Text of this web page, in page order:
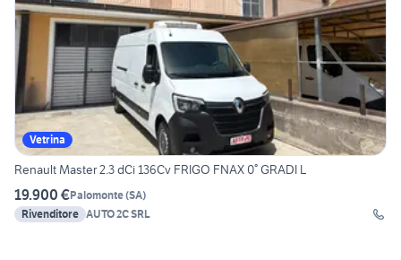
Vetrina
Renault Master 2.3 dCi 136Cv FRIGO FNAX 0° GRADI L
19.900 €Palomonte(SA)
Rivenditore AUTO 2C SRL